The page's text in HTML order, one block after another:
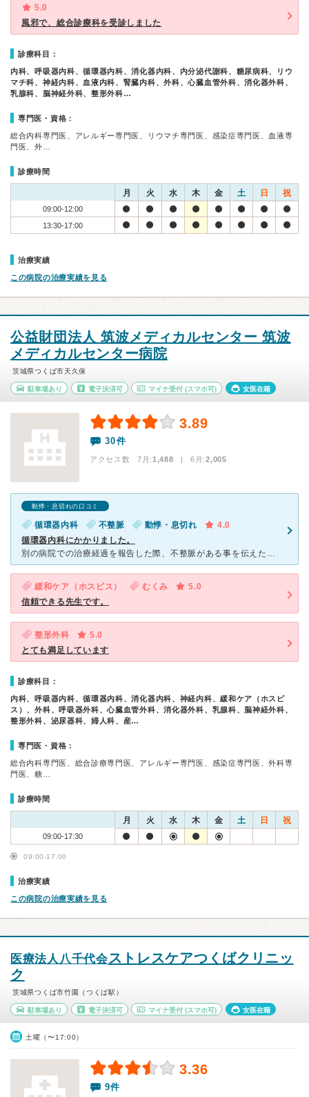
5.0
風邪で、総合診療科を受診しました
診療科目：
内科、呼吸器内科、循環器内科、消化器内科、内分泌代謝科、糖尿病科、リウ
マチ科、神経内科、血液内科、腎臓内科、外科、心臓血管外科、消化器外科、
乳腺科、脳神経外科、整形外科…
専門医・資格：
総合内科専門医、アレルギー専門医、リウマチ専門医、感染症専門医、血液専
門医、外…
診療時間
月 火 水 木 金 土 日 祝
09:00-12:00
13:30-17:00
治療実績
この病院の治療実績を見る
公益財団法人 筑波メディカルセンター 筑波
メディカルセンター病院
茨城県つくば市天久保
駐車場あり 電子決済可 マイナ受付 (スマホ可) 女医在籍
3.89
30件
アクセス数 7月:1,488 | 6月:2,005
動悸・息切れの口コミ
循環器内科 不整脈 動悸・息切れ
4.0
循環器内科にかかりました。
別の病院での治療経過を報告した際、不整脈がある事を伝えたら、精密検査をした方が良いと言われ、掛かり付け医に紹介してもらいました。 午前9時半からの予約でしたが、30分前には受付をするよう言われま
緩和ケア（ホスピス） むくみ
5.0
信頼できる先生です。
整形外科
5.0
とても満足しています
診療科目：
内科、呼吸器内科、循環器内科、消化器内科、神経内科、緩和ケア（ホスピ
ス）、外科、呼吸器外科、心臓血管外科、消化器外科、乳腺科、脳神経外科、
整形外科、泌尿器科、婦人科、産…
専門医・資格：
総合内科専門医、総合診療専門医、アレルギー専門医、感染症専門医、外科専
門医、糖…
診療時間
月 火 水 木 金 土 日 祝
09:00-17:30
09:00-17:00
治療実績
この病院の治療実績を見る
医療法人八千代会ストレスケアつくばクリニッ
ク
茨城県つくば市竹園（つくば駅）
駐車場あり 電子決済可 マイナ受付 (スマホ可) 女医在籍
土曜（〜17:00）
3.36
9件